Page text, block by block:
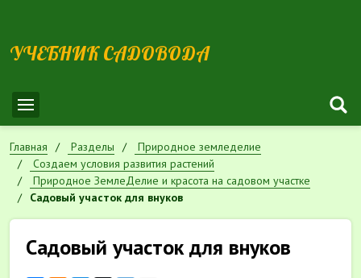
УЧЕБНИК САДОВОДА
Главная Разделы
Природное земледелие
Cоздаем условия развития растений
Природное ЗемлеДелие и красота на садовом участке
Садовый участок для внуков
Садовый участок для внуков